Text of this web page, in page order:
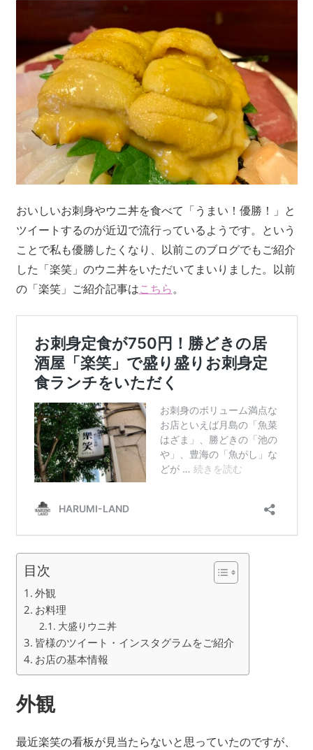
おいしいお刺身やウニ丼を食べて「うまい！優勝！」と
ツイートするのが近辺で流行っているようです。という
ことで私も優勝したくなり、以前このブログでもご紹介
した「楽笑」のウニ丼をいただいてまいりました。以前
の「楽笑」ご紹介記事はこちら。
目次
外観
お料理
大盛りウニ丼
皆様のツイート・インスタグラムをご紹介
お店の基本情報
外観
最近楽笑の看板が見当たらないと思っていたのですが、